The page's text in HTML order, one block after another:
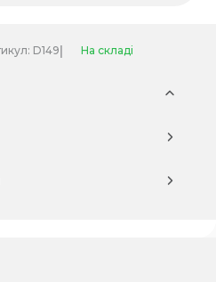
D149| На складі